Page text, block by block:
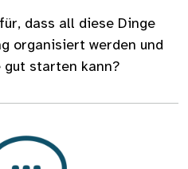
dass all diese Dinge
organisiert werden und
gut starten kann?